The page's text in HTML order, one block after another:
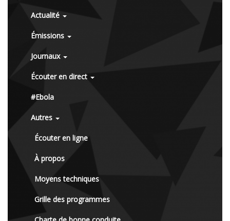
Actualité
Émissions
Journaux
Écouter en direct
#Ebola
Autres
Écouter en ligne
À propos
Moyens techniques
Grille des programmes